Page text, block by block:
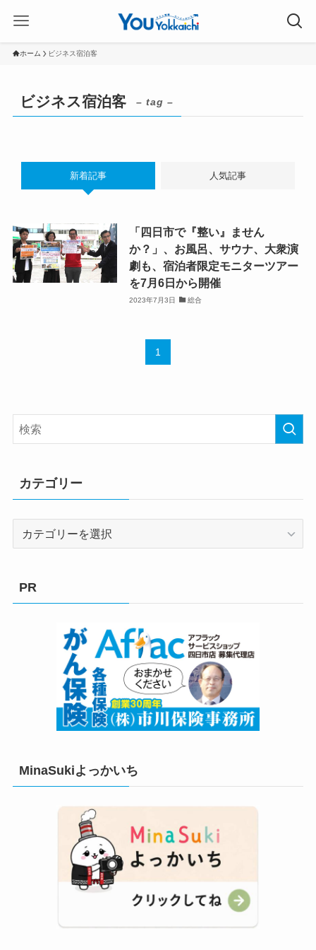
ホーム ビジネス宿泊客
ビジネス宿泊客 – tag –
新着記事 人気記事
「四日市で『整い』ません
か？」、お風呂、サウナ、大衆演
劇も、宿泊者限定モニターツアー
を7月6日から開催
2023年7月3日 総合
1
カテゴリー
PR
MinaSukiよっかいち